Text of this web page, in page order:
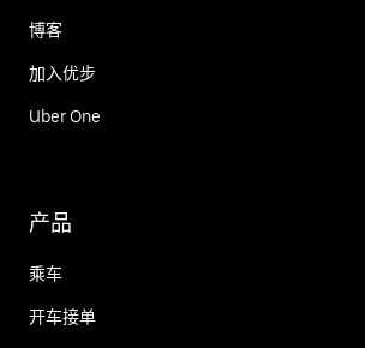
博客
加入优步
Uber One
产品
乘车
开车接单